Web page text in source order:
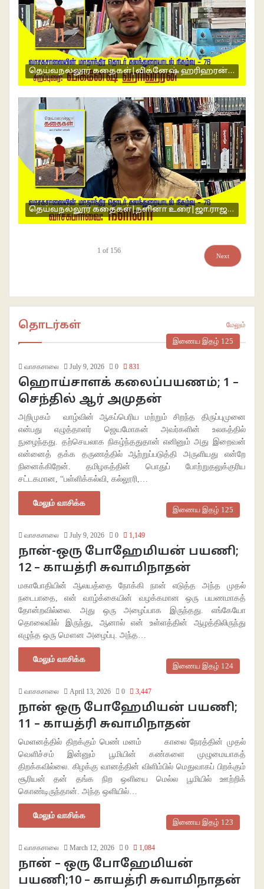
தெய்வநல்லூர் கதைகள்|விக்னேஷ் ஹரிஹரன் உரை|ஜா.ராஜகோபாலன்|வாசகசாலை மாதாந்திர நிகழ்வு 76
தெய்வநல்லூர் கதைகள்|நளினா உரை|ஜா.ராஜகோபாலன்|வாசகசாலை மாதாந்திர நிகழ்வு 76
1 of 156
Next
தொடர்கள் மேலும்
இணைய இதழ் 125
வாசகசாலை July 9, 2026 0 831
ஹொய்சாளக் கலைப்பயணம்; 1 –
செந்தில் ஆர் அமுதன்
அறிமுகம் வாழ்வின் ஆகப்பெரிய மற்றும் சிறந்த திருப்புமுனை
என்பது எழுத்தாளர் ஜெயமோகன் அவர்களின் உலகத்தில்
நுழைந்தது. தற்செயலாக நிகழ்ந்ததுதான் எனினும் அது இறைவன்
என்னைத் தக்க தருணத்தில் ஆற்றுப்படுத்தி அருளியது என்றே
நினைக்கிறேன். தமிழகத்தின் பொதுப் போற்றுதலுக்குரிய
சட்டகமான, “பள்ளிக்கல்வி, கல்லூரி,…
மேலும் வாசிக்க
இணைய இதழ் 125
வாசகசாலை July 9, 2026 0 1,149
நான்-ஒரு போஹேமியன் பயணி;
12 – காயத்ரி சுவாமிநாதன்
மகாபோதியின் ஆலயத்தை நோக்கி நான் எடுத்த அந்த முதல்
நடைபாதை, என் வாழ்க்கையின் வழக்கமான ஒரு பயணமாகத்
தோன்றவில்லை. அது ஒரு அழைப்பாக இருந்தது. எங்கேயோ
தொலைவில் இருந்து, ஆனால் என் உள்ளத்தின் ஆழத்திலிருந்து
எழுந்த ஒரு மௌன அழைப்பு. அந்த…
மேலும் வாசிக்க
இணைய இதழ் 124
வாசகசாலை April 13, 2026 0 3,447
நான் ஒரு போஹேமியன் பயணி;
11 – காயத்ரி சுவாமிநாதன்
மெளனத்தில் திறக்கும் பெண் மனம் காலை நேரத்தின் முதல்
வெளிச்சம் இன்னும் பூமியின் கண்களை முழுமையாகத்
திறக்கவில்லை. கிழக்கு வானத்தின் விளிம்பில் மெதுவாகப் பிறக்கும்
சூரியன் தன் தங்க நிற ஒளியை மெல்ல பூமியில் ஊற்றிக்
கொண்டிருந்தான். அந்த ஒளியில்…
மேலும் வாசிக்க
இணைய இதழ் 123
வாசகசாலை March 12, 2026 0 1,084
நான் – ஒரு போஹேமியன்
பயணி;10 – காயத்ரி சுவாமிநாதன்